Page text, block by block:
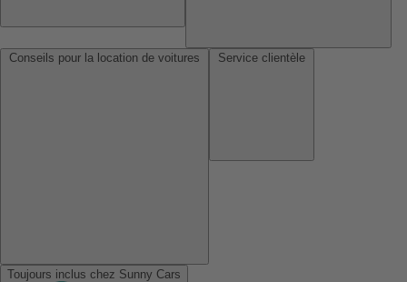
Toujours inclus chez Sunny Cars